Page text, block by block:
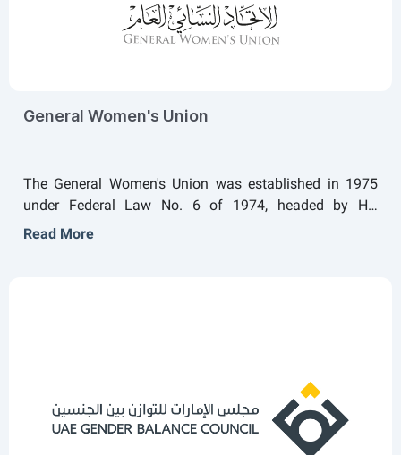
General Women's Union
The General Women's Union was established in 1975
under Federal Law No. 6 of 1974, headed by HH
Sheikha Fatima bint Mubarak, Chairwoman of the
reviewing, and proposing legislation amendments, and
formulating national empowerment strategies and
supervising their implementation. The Union supported
Read More